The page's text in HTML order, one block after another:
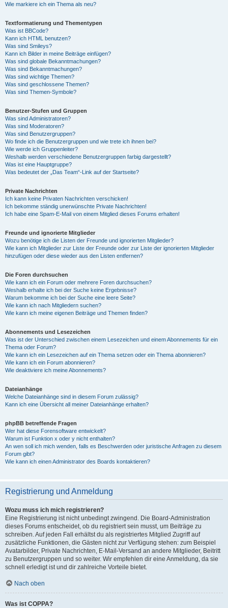
Wie markiere ich ein Thema als neu?
Textformatierung und Thementypen
Was ist BBCode?
Kann ich HTML benutzen?
Was sind Smileys?
Kann ich Bilder in meine Beiträge einfügen?
Was sind globale Bekanntmachungen?
Was sind Bekanntmachungen?
Was sind wichtige Themen?
Was sind geschlossene Themen?
Was sind Themen-Symbole?
Benutzer-Stufen und Gruppen
Was sind Administratoren?
Was sind Moderatoren?
Was sind Benutzergruppen?
Wo finde ich die Benutzergruppen und wie trete ich ihnen bei?
Wie werde ich Gruppenleiter?
Weshalb werden verschiedene Benutzergruppen farbig dargestellt?
Was ist eine Hauptgruppe?
Was bedeutet der „Das Team“-Link auf der Startseite?
Private Nachrichten
Ich kann keine Privaten Nachrichten verschicken!
Ich bekomme ständig unerwünschte Private Nachrichten!
Ich habe eine Spam-E-Mail von einem Mitglied dieses Forums erhalten!
Freunde und ignorierte Mitglieder
Wozu benötige ich die Listen der Freunde und ignorierten Mitglieder?
Wie kann ich Mitglieder zur Liste der Freunde oder zur Liste der ignorierten Mitglieder
hinzufügen oder diese wieder aus den Listen entfernen?
Die Foren durchsuchen
Wie kann ich ein Forum oder mehrere Foren durchsuchen?
Weshalb erhalte ich bei der Suche keine Ergebnisse?
Warum bekomme ich bei der Suche eine leere Seite?
Wie kann ich nach Mitgliedern suchen?
Wie kann ich meine eigenen Beiträge und Themen finden?
Abonnements und Lesezeichen
Was ist der Unterschied zwischen einem Lesezeichen und einem Abonnements für ein
Thema oder Forum?
Wie kann ich ein Lesezeichen auf ein Thema setzen oder ein Thema abonnieren?
Wie kann ich ein Forum abonnieren?
Wie deaktiviere ich meine Abonnements?
Dateianhänge
Welche Dateianhänge sind in diesem Forum zulässig?
Kann ich eine Übersicht all meiner Dateianhänge erhalten?
phpBB betreffende Fragen
Wer hat diese Forensoftware entwickelt?
Warum ist Funktion x oder y nicht enthalten?
An wen soll ich mich wenden, falls es Beschwerden oder juristische Anfragen zu diesem
Forum gibt?
Wie kann ich einen Administrator des Boards kontaktieren?
Registrierung und Anmeldung
Wozu muss ich mich registrieren?
Eine Registrierung ist nicht unbedingt zwingend. Die Board-Administration
dieses Forums entscheidet, ob du registriert sein musst, um Beiträge zu
schreiben. Auf jeden Fall erhältst du als registriertes Mitglied Zugriff auf
zusätzliche Funktionen, die Gästen nicht zur Verfügung stehen: zum Beispiel
Avatarbilder, Private Nachrichten, E-Mail-Versand an andere Mitglieder, Beitritt
zu Benutzergruppen und so weiter. Wir empfehlen dir eine Anmeldung, da sie
schnell erledigt ist und dir zahlreiche Vorteile bietet.
Nach oben
Was ist COPPA?